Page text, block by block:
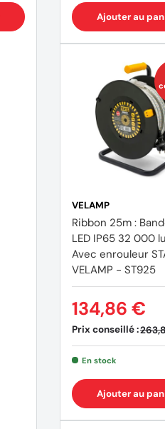
Ajouter au
VELAMP
Ribbon 25m :
LED IP65 32 000
Avec enrouleur
VELAMP - ST925
Prix conseillé :
134,86 €
En stock
Ajouter au